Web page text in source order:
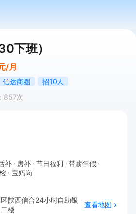
下班）
/月
信达商圈
招10人
857次
补 房补 节日福利
带薪年假
宝妈岗
陕西信合24小时自助银
楼
查看地图